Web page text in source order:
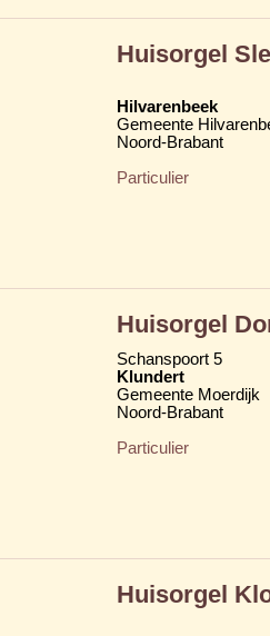
Huisorgel
Hilvarenbeek
Gemeente
Noord-Brabant
Particulier
Huisorgel
Schanspoort 5
Klundert
Gemeente Moerdijk
Noord-Brabant
Particulier
Huisorgel